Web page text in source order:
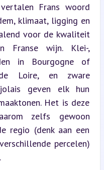
Frans woord
klimaat, ligging en
voor de kwaliteit
Franse wijn. Klei-,
in Bourgogne of
Loire, en zware
geven elk hun
Het is deze
zelfs gewoon
regio (denk aan een
percelen)